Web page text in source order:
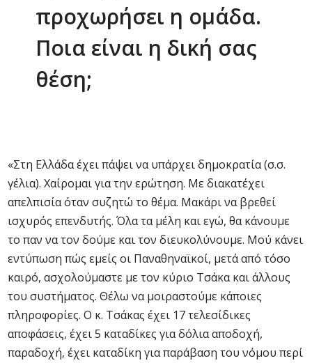
προχωρήσει η ομάδα.
Ποια είναι η δική σας
θέση;
«Στη Ελλάδα έχει πάψει να υπάρχει δημοκρατία (σ.σ.
γέλια). Χαίρομαι για την ερώτηση. Με διακατέχει
απελπισία όταν συζητώ το θέμα. Μακάρι να βρεθεί
ισχυρός επενδυτής. Όλα τα μέλη και εγώ, θα κάνουμε
το παν να τον δούμε και τον διευκολύνουμε. Μού κάνει
εντύπωση πώς εμείς οι Παναθηναϊκοί, μετά από τόσο
καιρό, ασχολούμαστε με τον κύριο Τσάκα και άλλους
του συστήματος. Θέλω να μοιραστούμε κάποιες
πληροφορίες. Ο κ. Τσάκας έχει 17 τελεσίδικες
αποφάσεις, έχει 5 καταδίκες για δόλια αποδοχή,
παραδοχή, έχει καταδίκη για παράβαση του νόμου περί